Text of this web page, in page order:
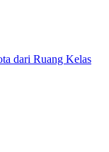
dari Ruang Kelas